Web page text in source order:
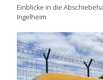
Einblicke in die
Ingelheim